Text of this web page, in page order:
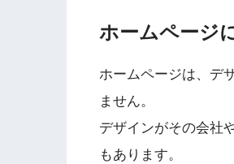
ホームページ
ホームページは、デ
ません。
デザインがその会社
もあります。